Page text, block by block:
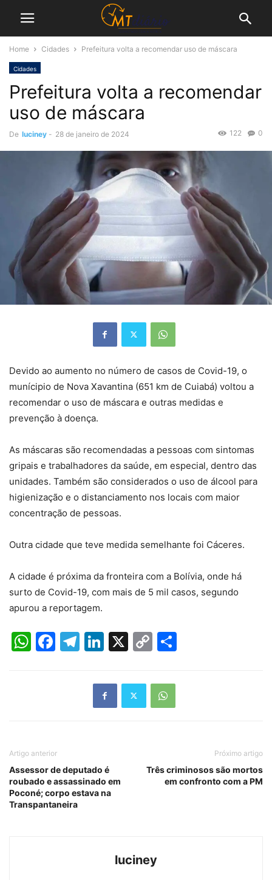
Home Cidades Prefeitura volta a recomendar uso de máscara
Cidades
Prefeitura volta a recomendar
uso de máscara
De luciney - 28 de janeiro de 2024 0
122
Devido ao aumento no número de casos de Covid-19, o
munícipio de Nova Xavantina (651 km de Cuiabá) voltou a
recomendar o uso de máscara e outras medidas e
prevenção à doença.
As máscaras são recomendadas a pessoas com sintomas
gripais e trabalhadores da saúde, em especial, dentro das
unidades. Também são considerados o uso de álcool para
higienização e o distanciamento nos locais com maior
concentração de pessoas.
Outra cidade que teve medida semelhante foi Cáceres.
A cidade é próxima da fronteira com a Bolívia, onde há
surto de Covid-19, com mais de 5 mil casos, segundo
apurou a reportagem.
WhatsApp
Facebook
Telegram
LinkedIn
X
Copy
Artigo anterior
Assessor de deputado é
roubado e assassinado em
Poconé; corpo estava na
Transpantaneira
Próximo artigo
Três criminosos são mortos
em confronto com a PM
luciney